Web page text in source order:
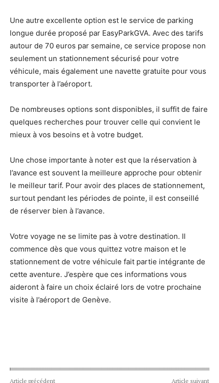
Une autre excellente option est le service de parking
longue durée proposé par EasyParkGVA. Avec des tarifs
autour de 70 euros par semaine, ce service propose non
seulement un stationnement sécurisé pour votre
véhicule, mais également une navette gratuite pour vous
transporter à l’aéroport.
De nombreuses options sont disponibles, il suffit de faire
quelques recherches pour trouver celle qui convient le
mieux à vos besoins et à votre budget.
Une chose importante à noter est que la réservation à
l’avance est souvent la meilleure approche pour obtenir
le meilleur tarif. Pour avoir des places de stationnement,
surtout pendant les périodes de pointe, il est conseillé
de réserver bien à l’avance.
Votre voyage ne se limite pas à votre destination. Il
commence dès que vous quittez votre maison et le
stationnement de votre véhicule fait partie intégrante de
cette aventure. J’espère que ces informations vous
aideront à faire un choix éclairé lors de votre prochaine
visite à l’aéroport de Genève.
Article précédent Article suivant